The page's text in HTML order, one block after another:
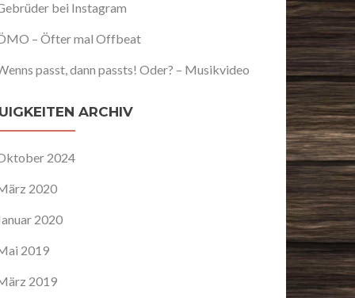
bei Instagram
– Öfter mal Offbeat
passt, dann passts! Oder? – Musikvideo
ARCHIV
2024
2020
2020
2019
2019